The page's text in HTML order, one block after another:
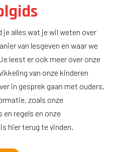
je alles wat je wil weten over
van lesgeven en waar we
leest er ook meer over onze
van onze kinderen
in gesprek gaan met ouders.
zoals onze
regels en onze
hier terug te vinden.